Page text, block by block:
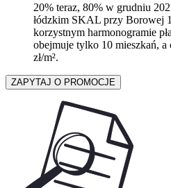
20% teraz, 80% w grudniu
łódzkim SKAL przy Borowej
korzystnym harmonogramie
obejmuje tylko 10 mieszkań, a
zł/m².
ZAPYTAJ O PROMOCJE